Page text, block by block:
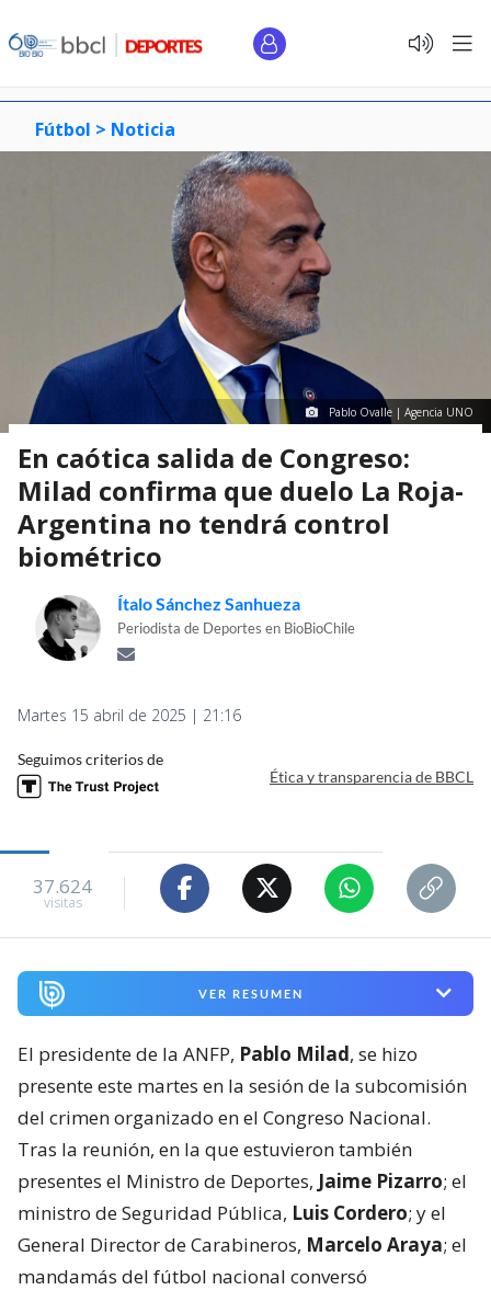
Fútbol > Noticia
Pablo Ovalle | Agencia UNO
En caótica salida de Congreso:
Milad confirma que duelo La Roja-
Argentina no tendrá control
biométrico
Ítalo Sánchez Sanhueza
Periodista de Deportes en BioBioChile
Martes 15 abril de 2025 | 21:16
Seguimos criterios de
Ética y transparencia de BBCL
37.624
visitas
VER RESUMEN
El presidente de la ANFP, Pablo Milad, se hizo
presente este martes en la sesión de la subcomisión
del crimen organizado en el Congreso Nacional.
Tras la reunión, en la que estuvieron también
presentes el Ministro de Deportes, Jaime Pizarro; el
ministro de Seguridad Pública, Luis Cordero; y el
General Director de Carabineros, Marcelo Araya; el
mandamás del fútbol nacional conversó